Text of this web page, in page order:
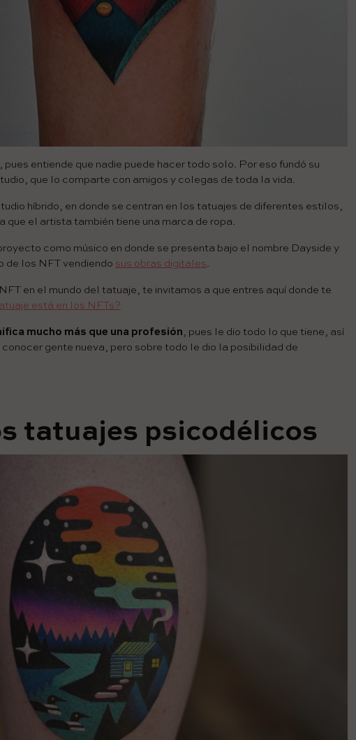
entiende que nadie puede hacer todo solo. Por eso fundó su
que lo comparte con amigos y colegas de toda la vida.
híbrido, en donde se centran en los tatuajes de diferentes estilos,
que el artista también tiene una marca de ropa.
como músico en donde se presenta bajo el nombre Dayside y
de los NFT vendiendo sus obras digitales
en el mundo del tatuaje, te invitamos a que entres aquí donde te
está en los NFTs?
mucho más que una profesión , pues le dio todo lo que tiene, así
gente nueva, pero sobre todo le dio la posibilidad de
tatuajes psicodélicos